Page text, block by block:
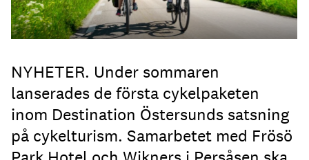
NYHETER. Under sommaren
lanserades de första cykelpaketen
inom Destination Östersunds satsning
på cykelturism. Samarbetet med Frösö